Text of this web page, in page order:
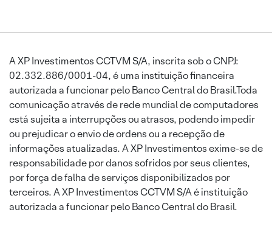
A XP Investimentos CCTVM S/A, inscrita sob o CNPJ:
02.332.886/0001-04, é uma instituição financeira
autorizada a funcionar pelo Banco Central do Brasil.Toda
comunicação através de rede mundial de computadores
está sujeita a interrupções ou atrasos, podendo impedir
ou prejudicar o envio de ordens ou a recepção de
informações atualizadas. A XP Investimentos exime-se de
responsabilidade por danos sofridos por seus clientes,
por força de falha de serviços disponibilizados por
terceiros. A XP Investimentos CCTVM S/A é instituição
autorizada a funcionar pelo Banco Central do Brasil.